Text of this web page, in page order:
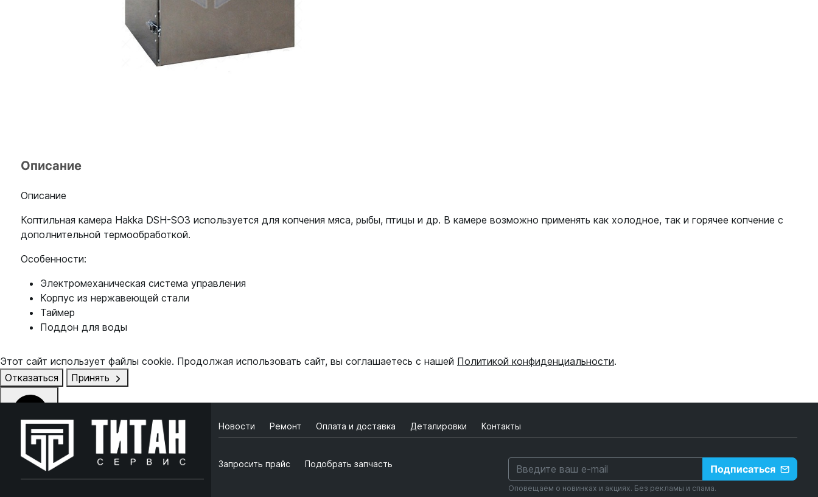
Описание
Описание
Коптильная камера Hakka DSH-SO3 используется для копчения мяса, рыбы, птицы и др. В камере возможно применять как холодное, так и горячее копчение с
дополнительной термообработкой.
Особенности:
Электромеханическая система управления
Корпус из нержавеющей стали
Таймер
Поддон для воды
Новости Ремонт Оплата и доставка Деталировки Контакты
Запросить прайс Подобрать запчасть Подписаться
Оповещаем о новинках и акциях. Без рекламы и спама.
Этот сайт использует файлы cookie. Продолжая использовать сайт, вы соглашаетесь с нашей Политикой конфиденциальности.
Отказаться
Принять
Online чат
ONLINE
Online чат